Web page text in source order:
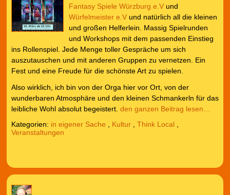
Fantasy Spiele Würzburg e.Vund
Würfelmeister e.Vund natürlich all die kleinen
und großen Helferlein. Massig Spielrunden
und Workshops mit dem passenden Einstieg
ins Rollenspiel. Jede Menge toller Gespräche um sich
auszutauschen und mit anderen Gruppen zu vernetzen. Ein
Fest und eine Freude für die schönste Art zu spielen.
Also wirklich, ich bin von der Orga hier vor Ort, von der
wunderbaren Atmosphäre und den kleinen Schmankerln für das
leibliche Wohl absolut begeistert. den ganzen Beitrag lesen…
Kategorien: in eigener Sache Kultur, Think Local
Veranstaltungen